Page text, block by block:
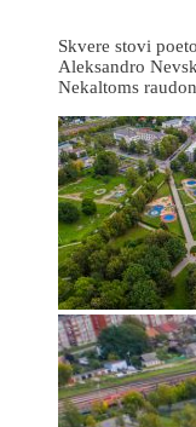
Skvere stovi
Aleksandro
Nekaltoms